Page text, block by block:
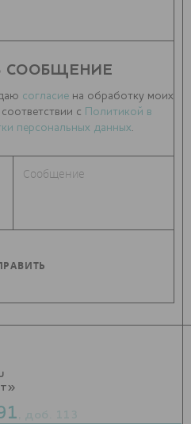
СООБЩЕНИЕ
согласие на обработку моих
с Политикой в
персональных данных